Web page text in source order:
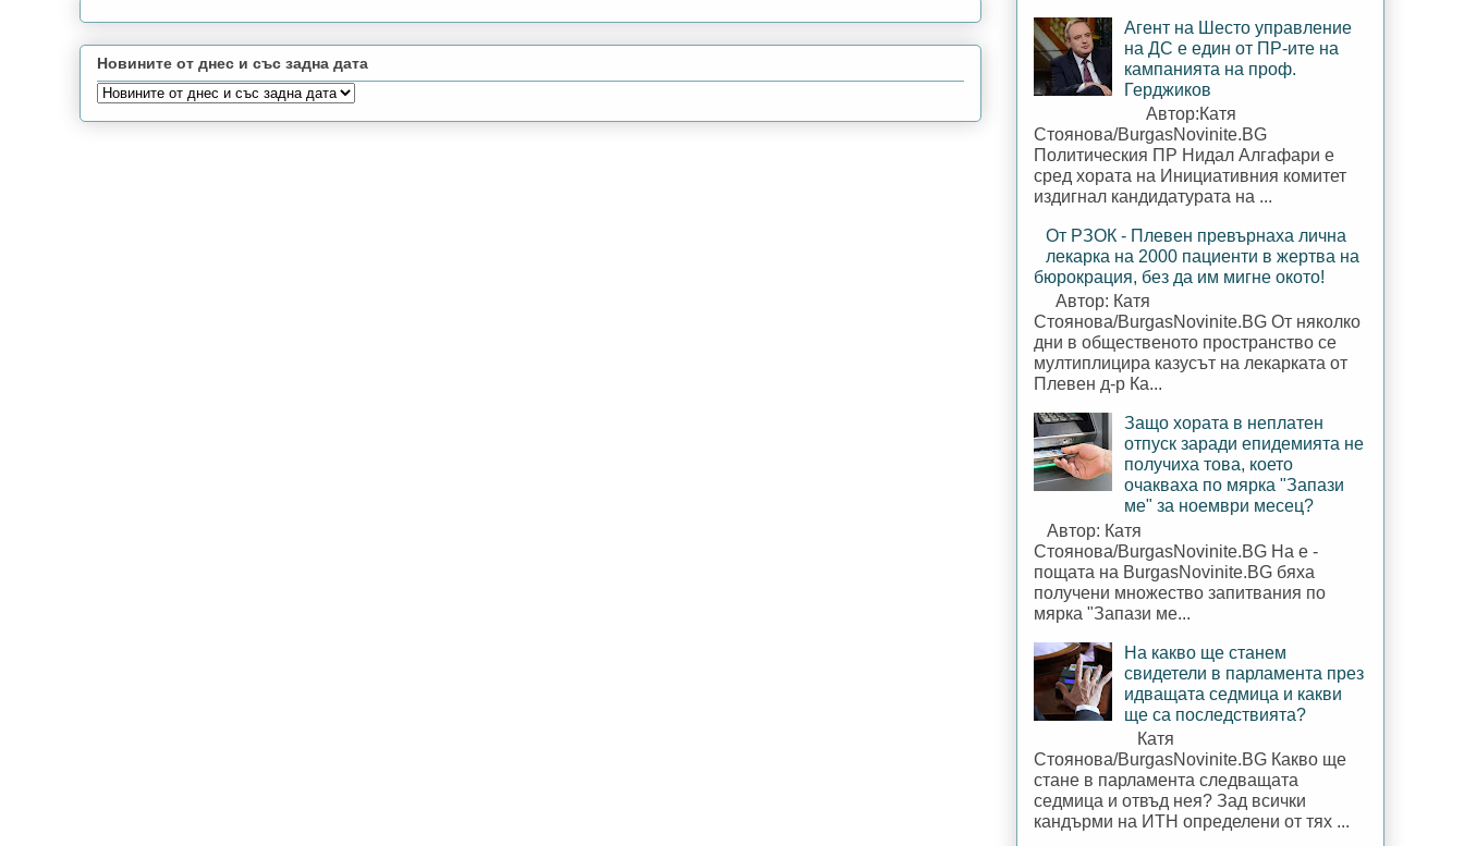
Новините от днес и със задна дата
Агент на Шесто управление
на ДС е един от ПР-ите на
кампанията на проф.
Герджиков
Автор:Катя
Стоянова/BurgasNovinite.BG
Политическия ПР Нидал Алгафари е
сред хората на Инициативния комитет
издигнал кандидатурата на ...
От РЗОК - Плевен превърнаха лична
лекарка на 2000 пациенти в жертва на
бюрокрация, без да им мигне окото!
Автор: Катя
Стоянова/BurgasNovinite.BG От няколко
дни в общественото пространство се
мултиплицира казусът на лекарката от
Плевен д-р Ка...
Защо хората в неплатен
отпуск заради епидемията не
получиха това, което
очакваха по мярка "Запази
ме" за ноември месец?
Автор: Катя
Стоянова/BurgasNovinite.BG На е -
пощата на BurgasNovinite.BG бяха
получени множество запитвания по
мярка "Запази ме...
На какво ще станем
свидетели в парламента през
идващата седмица и какви
ще са последствията?
Катя
Стоянова/BurgasNovinite.BG Какво ще
стане в парламента следващата
седмица и отвъд нея? Зад всички
кандърми на ИТН определени от тях ...